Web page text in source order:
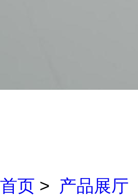
首页 > 产品展厅